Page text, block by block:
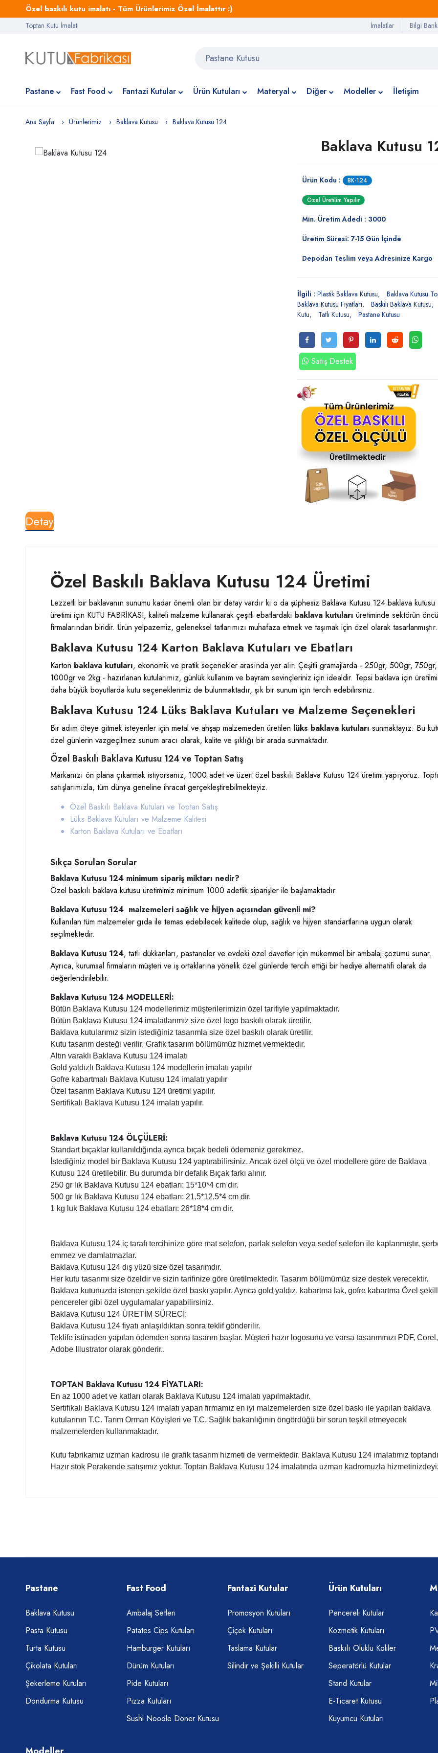
Özel baskılı kutu imalatı - Tüm Ürünlerimiz Özel İmalattır :)
Toptan Kutu İmalatı İmalatlar Bilgi
Pastane Fast Food Fantazi Kutular Ürün Kutuları Materyal Diğer Modeller İletişim
Ana Sayfa Ürünlerimiz Baklava Kutusu Baklava Kutusu 124
Baklava Kutusu
Ürün Kodu : BK-124
Özel Üretilim Yapılır
Min. Üretim Adedi : 3000
Üretim Süresi: 7-15 Gün İçinde
Depodan Teslim veya Adresinize Kargo
İlgili : Plastik Baklava Kutusu
Baklava Kutusu
Baklava Kutusu Fiyatları
Baskılı Baklava Kutusu
Kutu
Tatlı Kutusu Pastane Kutusu
Satış Destek
Detay
Özel Baskılı Baklava Kutusu 124 Üretimi
Lezzetli bir baklavanın sunumu kadar önemli olan bir detay vardır ki o da şüphesiz Baklava Kutusu 124 baklava kutusu
üretimi için KUTU FABRİKASI, kaliteli malzeme kullanarak çeşitli ebatlardaki baklava kutuları üretiminde sektörün öncü
firmalarından biridir. Ürün yelpazemiz, geleneksel tatlarımızı muhafaza etmek ve taşımak için özel olarak tasarlanmıştır.
Baklava Kutusu 124 Karton Baklava Kutuları ve Ebatları
Karton baklava kutuları, ekonomik ve pratik seçenekler arasında yer alır. Çeşitli gramajlarda - 250gr, 500gr, 750gr,
1000gr ve 2kg - hazırlanan kutularımız, günlük kullanım ve bayram sevinçleriniz için idealdir. Tepsi baklava için
daha büyük boyutlarda kutu seçeneklerimiz de bulunmaktadır, şık bir sunum için tercih edebilirsiniz.
Baklava Kutusu 124 Lüks Baklava Kutuları ve Malzeme Seçenekleri
Bir adım öteye gitmek isteyenler için metal ve ahşap malzemeden üretilen lüks baklava kutuları sunmaktayız. Bu
özel günlerin vazgeçilmez sunum aracı olarak, kalite ve şıklığı bir arada sunmaktadır.
Özel Baskılı Baklava Kutusu 124 ve Toptan Satış
Markanızı ön plana çıkarmak istiyorsanız, 1000 adet ve üzeri özel baskılı Baklava Kutusu 124 üretimi yapıyoruz.
satışlarımızla, tüm dünya geneline ihracat gerçekleştirebilmekteyiz.
Özel Baskılı Baklava Kutuları ve Toptan Satış
Lüks Baklava Kutuları ve Malzeme Kalitesi
Karton Baklava Kutuları ve Ebatları
Sıkça Sorulan Sorular
Baklava Kutusu 124 minimum sipariş miktarı nedir?
Özel baskılı baklava kutusu üretimimiz minimum 1000 adetlik siparişler ile başlamaktadır.
Baklava Kutusu 124 malzemeleri sağlık ve hijyen açısından güvenli mi?
Kullanılan tüm malzemeler gıda ile temas edebilecek kalitede olup, sağlık ve hijyen standartlarına uygun olarak
seçilmektedir.
Baklava Kutusu 124, tatlı dükkanları, pastaneler ve evdeki özel davetler için mükemmel bir ambalaj çözümü sunar.
Ayrıca, kurumsal firmaların müşteri ve iş ortaklarına yönelik özel günlerde tercih ettiği bir hediye alternatifi olarak da
değerlendirilebilir.
Baklava Kutusu 124 MODELLERİ:
Bütün Baklava Kutusu 124 modellerimiz müşterilerimizin özel tarifiyle yapılmaktadır.
Bütün Baklava Kutusu 124 imalatlarımız size özel logo baskılı olarak üretilir.
Baklava kutularımız sizin istediğiniz tasarımla size özel baskılı olarak üretilir.
Kutu tasarım desteği verilir, Grafik tasarım bölümümüz hizmet vermektedir.
Altın varaklı Baklava Kutusu 124 imalatı
Gold yaldızlı Baklava Kutusu 124 modellerin imalatı yapılır
Gofre kabartmalı Baklava Kutusu 124 imalatı yapılır
Özel tasarım Baklava Kutusu 124 üretimi yapılır.
Sertifikalı Baklava Kutusu 124 imalatı yapılır.
Baklava Kutusu 124 ÖLÇÜLERİ:
Standart bıçaklar kullanıldığında ayrıca bıçak bedeli ödemeniz gerekmez.
İstediğiniz model bir Baklava Kutusu 124 yaptırabilirsiniz. Ancak özel ölçü ve özel modellere göre de Baklava
Kutusu 124 üretilebilir. Bu durumda bir defalık Bıçak farkı alınır.
250 gr lık Baklava Kutusu 124 ebatları: 15*10*4 cm dir.
500 gr lık Baklava Kutusu 124 ebatları: 21,5*12,5*4 cm dir.
1 kg luk Baklava Kutusu 124 ebatları: 26*18*4 cm dir.
Baklava Kutusu 124 iç tarafı tercihinize göre mat selefon, parlak selefon veya sedef selefon ile kaplanmıştır,
emmez ve damlatmazlar.
Baklava Kutusu 124 dış yüzü size özel tasarımdır.
Her kutu tasarımı size özeldir ve sizin tarifinize göre üretilmektedir. Tasarım bölümümüz size destek verecektir.
Baklava kutunuzda istenen şekilde özel baskı yapılır. Ayrıca gold yaldız, kabartma lak, gofre kabartma Özel
pencereler gibi özel uygulamalar yapabilirsiniz.
Baklava Kutusu 124 ÜRETİM SÜRECİ:
Baklava Kutusu 124 fiyatı anlaşıldıktan sonra teklif gönderilir.
Teklife istinaden yapılan ödemden sonra tasarım başlar. Müşteri hazır logosunu ve varsa tasarımınızı PDF, Corel,
Adobe Illustrator olarak gönderir..
TOPTAN Baklava Kutusu 124 FİYATLARI:
En az 1000 adet ve katları olarak Baklava Kutusu 124 imalatı yapılmaktadır.
Sertifikalı Baklava Kutusu 124 imalatı yapan firmamız en iyi malzemelerden size özel baskı ile yapılan baklava
kutularının T.C. Tarım Orman Köyişleri ve T.C. Sağlık bakanlığının öngördüğü bir sorun teşkil etmeyecek
malzemelerden kullanmaktadır.
Kutu fabrikamız uzman kadrosu ile grafik tasarım hizmeti de vermektedir. Baklava Kutusu 124 imalatımız
Hazır stok Perakende satışımız yoktur. Toptan Baklava Kutusu 124 imalatında uzman kadromuzla
Pastane
Baklava Kutusu
Pasta Kutusu
Turta Kutusu
Çikolata Kutuları
Şekerleme Kutuları
Dondurma Kutusu
Fast Food
Ambalaj Setleri
Patates Cips Kutuları
Hamburger Kutuları
Dürüm Kutuları
Pide Kutuları
Pizza Kutuları
Sushi Noodle Döner Kutusu
Fantazi Kutular
Promosyon Kutuları
Çiçek Kutuları
Taslama Kutular
Silindir ve Şekilli Kutular
Ürün Kutuları
Pencereli Kutular
Kozmetik Kutuları
Baskılı Oluklu Koliler
Seperatörlü Kutular
Stand Kutular
E-Ticaret Kutusu
Kuyumcu Kutuları